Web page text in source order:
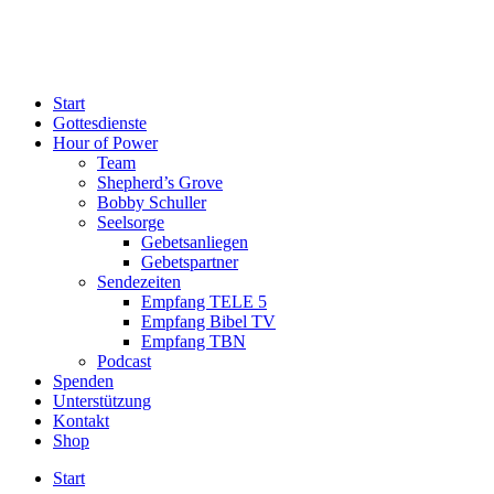
Start
Gottesdienste
Hour of Power
Team
Shepherd’s Grove
Bobby Schuller
Seelsorge
Gebetsanliegen
Gebetspartner
Sendezeiten
Empfang TELE 5
Empfang Bibel TV
Empfang TBN
Podcast
Spenden
Unterstützung
Kontakt
Shop
Start